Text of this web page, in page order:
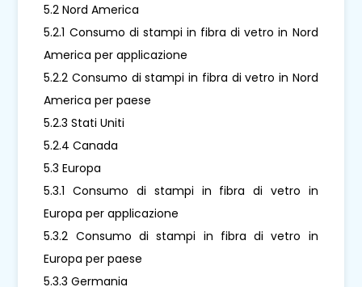
5.2 Nord America
5.2.1 Consumo di stampi in fibra di vetro in Nord
America per applicazione
5.2.2 Consumo di stampi in fibra di vetro in Nord
America per paese
5.2.3 Stati Uniti
5.2.4 Canada
5.3 Europa
5.3.1 Consumo di stampi in fibra di vetro in
Europa per applicazione
5.3.2 Consumo di stampi in fibra di vetro in
Europa per paese
5.3.3 Germania